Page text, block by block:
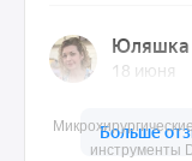
инструменты
Акции
О нас